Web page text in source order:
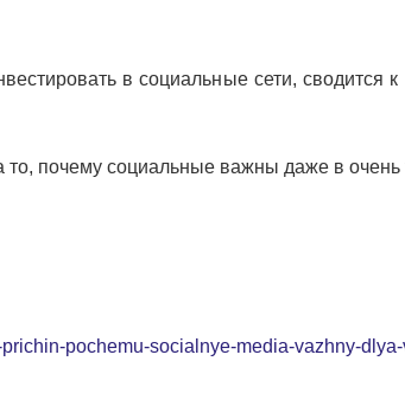
в социальные сети, сводится
почему социальные важны даже в очень
pochemu-socialnye-media-vazhny-